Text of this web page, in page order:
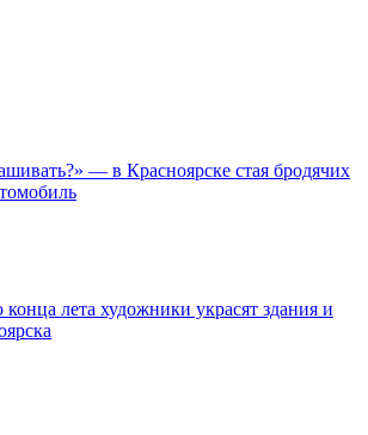
— в Красноярске стая бродячих
лета художники украсят здания и